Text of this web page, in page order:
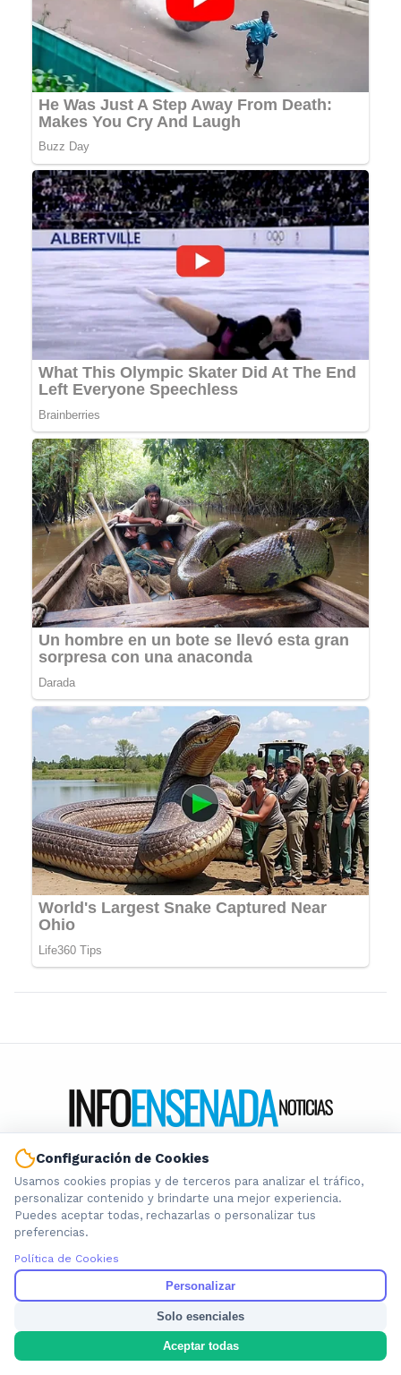
Información local que importa. Noticias de Ensenada, La
Plata y la provincia de Buenos Aires.
Nosotros
Cookies
Privacidad
Términos
Configuración de Cookies
Usamos cookies propias y de terceros para analizar el tráfico,
personalizar contenido y brindarte una mejor experiencia.
Puedes aceptar todas, rechazarlas o personalizar tus
preferencias.
Política de Cookies
Personalizar
Solo esenciales
Aceptar todas